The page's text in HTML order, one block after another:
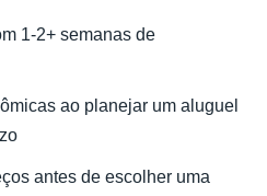
1-2+ semanas de
ao planejar um aluguel
antes de escolher uma